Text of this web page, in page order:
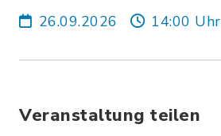
26.09.2026 14:00 Uhr
Veranstaltung teilen